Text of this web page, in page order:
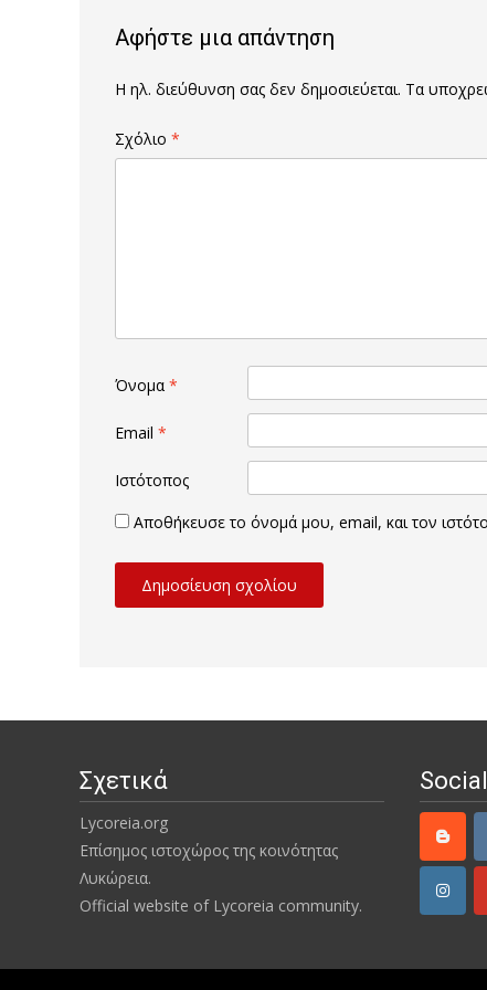
Αφήστε μια απάντηση
Η ηλ. διεύθυνση σας δεν δημοσιεύεται. Τα
Σχόλιο *
Όνομα *
Email *
Ιστότοπος
Αποθήκευσε το όνομά μου, email, και τον
Σχετικά
Lycoreia.org
Επίσημος ιστοχώρος της κοινότητας
Λυκώρεια.
Official website of Lycoreia community.